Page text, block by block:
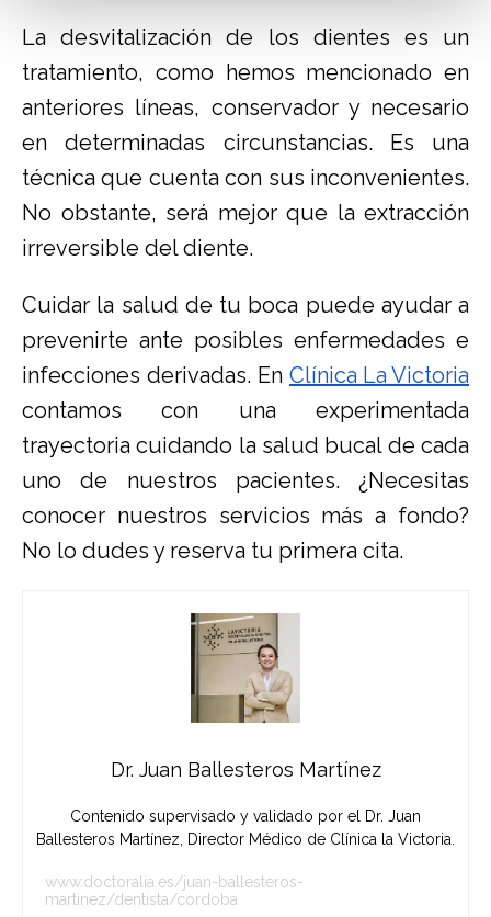
La desvitalización de los dientes es un
tratamiento, como hemos mencionado en
anteriores líneas, conservador y necesario
en determinadas circunstancias. Es una
técnica que cuenta con sus inconvenientes.
No obstante, será mejor que la extracción
irreversible del diente.
Cuidar la salud de tu boca puede ayudar a
prevenirte ante posibles enfermedades e
infecciones derivadas. En Clínica La Victoria
contamos con una experimentada
trayectoria cuidando la salud bucal de cada
uno de nuestros pacientes. ¿Necesitas
conocer nuestros servicios más a fondo?
No lo dudes y reserva tu primera cita.
Dr. Juan Ballesteros Martínez
Contenido supervisado y validado por el Dr. Juan
Ballesteros Martínez, Director Médico de Clínica la Victoria.
www.doctoralia.es/juan-ballesteros-
martinez/dentista/cordoba